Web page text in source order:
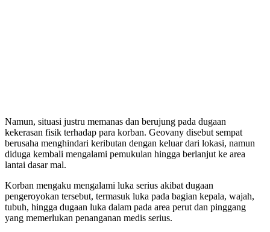
Namun, situasi justru memanas dan berujung pada dugaan
kekerasan fisik terhadap para korban. Geovany disebut sempat
berusaha menghindari keributan dengan keluar dari lokasi, namun
diduga kembali mengalami pemukulan hingga berlanjut ke area
lantai dasar mal.
Korban mengaku mengalami luka serius akibat dugaan
pengeroyokan tersebut, termasuk luka pada bagian kepala, wajah,
tubuh, hingga dugaan luka dalam pada area perut dan pinggang
yang memerlukan penanganan medis serius.